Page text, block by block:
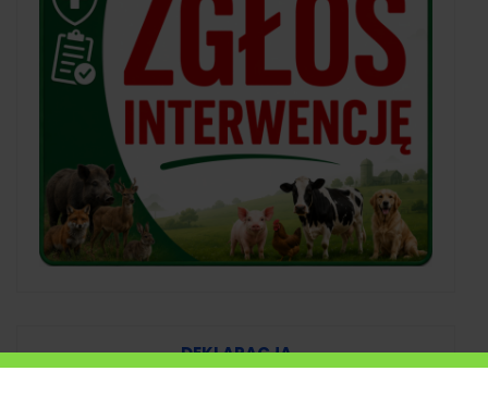
DEKLARACJA